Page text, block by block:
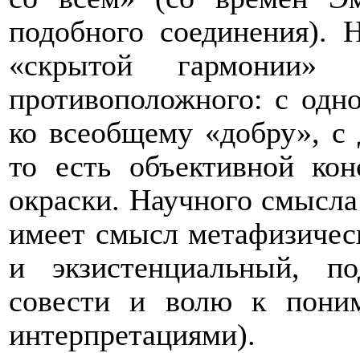
подобного соединения).
«скрытой
противоположного: с
ко всеобщему «добру», с
то есть объективной
окраски. Научного
имеет смысл
и экзистенциальный,
совести и волю к
интерпретациями).